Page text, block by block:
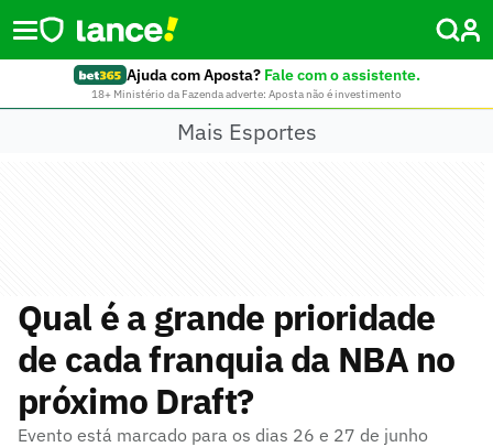
Ajuda com Aposta? Fale com o assistente.
18+ Ministério da Fazenda adverte: Aposta não é investimento
Mais Esportes
Qual é a grande prioridade
de cada franquia da NBA no
próximo Draft?
Evento está marcado para os dias 26 e 27 de junho